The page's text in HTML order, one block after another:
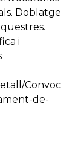
Doblatge
i
Convoc
de-